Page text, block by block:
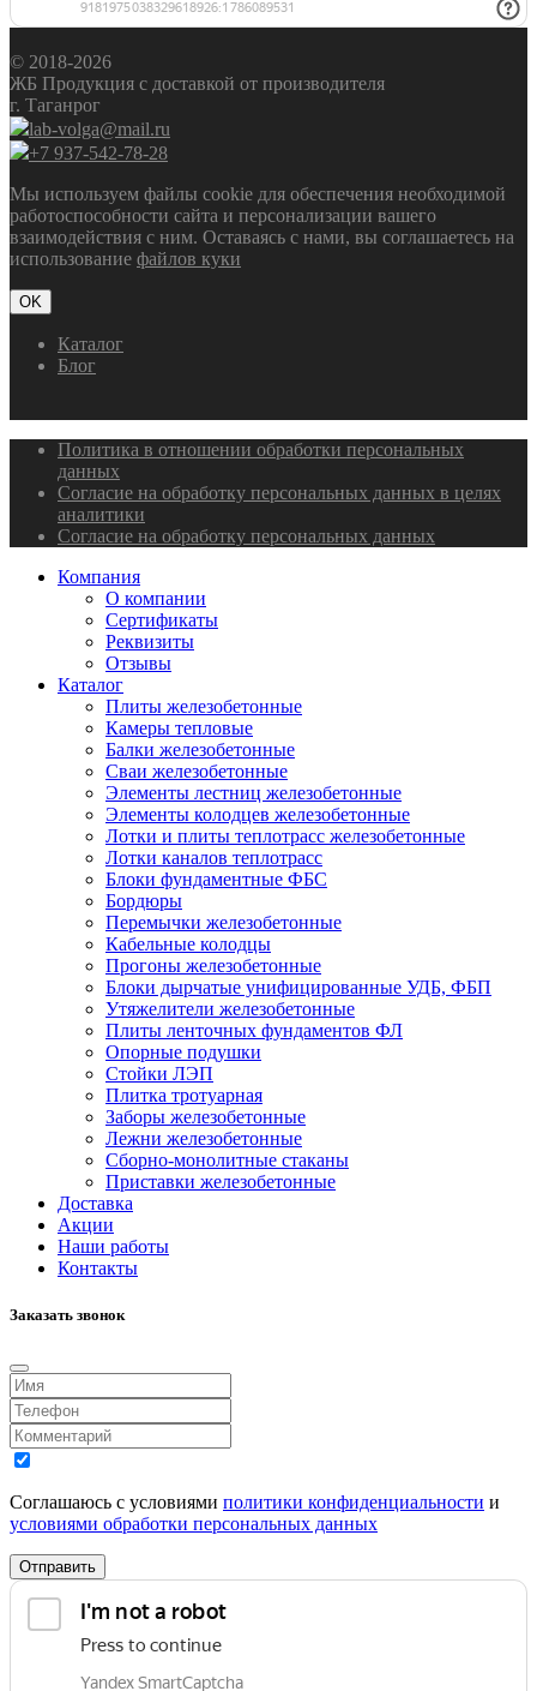
© 2018-2026
ЖБ Продукция с доставкой от производителя
г. Таганрог
lab-volga@mail.ru
+7 937-542-78-28
Мы используем файлы cookie для обеспечения необходимой
работоспособности сайта и персонализации вашего
взаимодействия с ним. Оставаясь с нами, вы соглашаетесь на
использование файлов куки
OK
Каталог
Блог
Политика в отношении обработки персональных
данных
Согласие на обработку персональных данных в целях
аналитики
Согласие на обработку персональных данных
Компания
О компании
Сертификаты
Реквизиты
Отзывы
Каталог
Плиты железобетонные
Камеры тепловые
Балки железобетонные
Сваи железобетонные
Элементы лестниц железобетонные
Элементы колодцев железобетонные
Лотки и плиты теплотрасс железобетонные
Лотки каналов теплотрасс
Блоки фундаментные ФБС
Бордюры
Перемычки железобетонные
Кабельные колодцы
Прогоны железобетонные
Блоки дырчатые унифицированные УДБ, ФБП
Утяжелители железобетонные
Плиты ленточных фундаментов ФЛ
Опорные подушки
Стойки ЛЭП
Плитка тротуарная
Заборы железобетонные
Лежни железобетонные
Сборно-монолитные стаканы
Приставки железобетонные
Доставка
Акции
Наши работы
Контакты
Заказать звонок
Соглашаюсь с условиями политики конфиденциальности и
условиями обработки персональных данных
Отправить